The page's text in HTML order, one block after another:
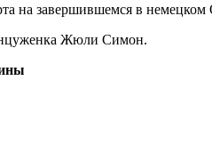
на завершившемся в
Жюли Симон.